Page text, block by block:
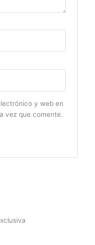
y web en
vez que comente.